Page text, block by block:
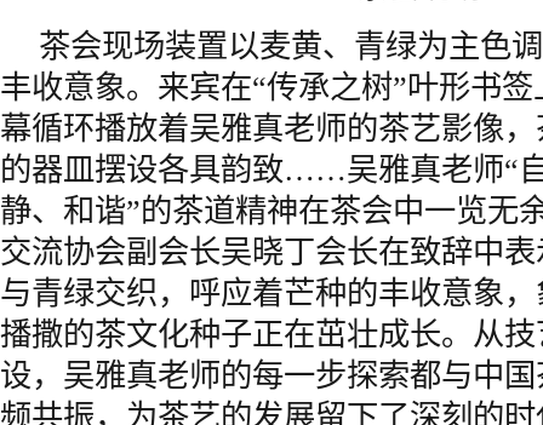
茶会现场装置以麦黄、青绿为主色
丰收意象。来宾在“传承之树”叶形书
幕循环播放着吴雅真老师的茶艺影像
的器皿摆设各具韵致……吴雅真老师“
静、和谐”的茶道精神在茶会中一览无
交流协会副会长吴晓丁会长在致辞中
与青绿交织，呼应着芒种的丰收意象
播撒的茶文化种子正在茁壮成长。从
设，吴雅真老师的每一步探索都与中
频共振，为茶艺的发展留下了深刻的